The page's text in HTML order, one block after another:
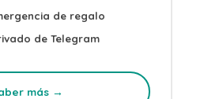
de regalo
de Telegram
más →